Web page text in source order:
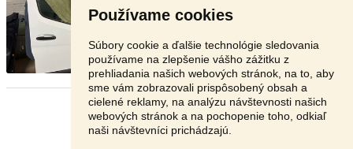
Používame cookies
Súbory cookie a ďalšie technológie sledovania
používame na zlepšenie vášho zážitku z
prehliadania našich webových stránok, na to, aby
sme vám zobrazovali prispôsobený obsah a
cielené reklamy, na analýzu návštevnosti našich
webových stránok a na pochopenie toho, odkiaľ
naši návštevníci prichádzajú.
Ponúkam na predaj predné
Mercedes Sprinter model w9 ...
Spišská Nová Ves - 052 01
Stránka: 1 2 3 Ďalšia